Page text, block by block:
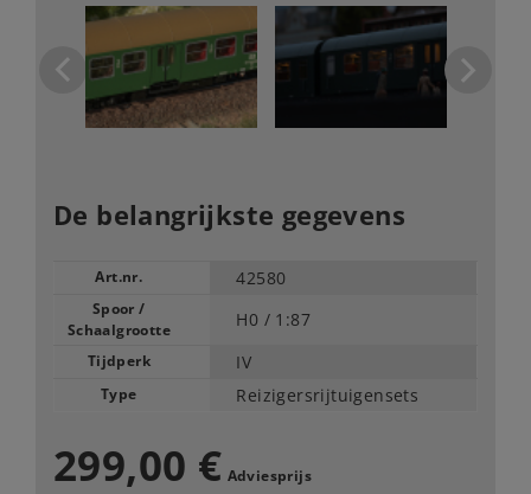
De belangrijkste gegevens
Art.nr. 42580
Spoor /
Schaalgrootte
H0 / 1:87
Tijdperk IV
Type Reizigersrijtuigensets
299,00 € Adviesprijs